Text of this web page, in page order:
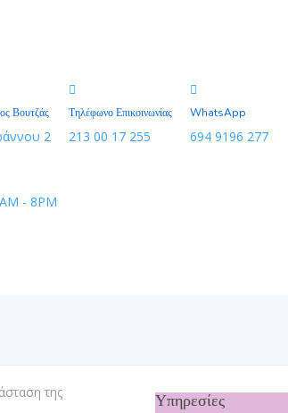
Βουτζάς
2
Τηλέφωνο Επικοινωνίας
213 00 17 255
WhatsApp
694 9196 277
- 8PM
της
Υπηρεσίες